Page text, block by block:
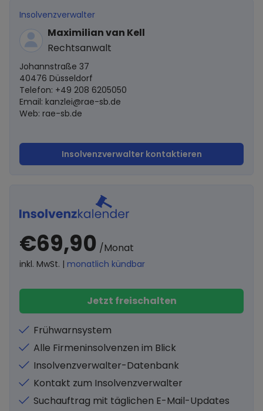
Insolvenzverwalter
Maximilian van Kell
Rechtsanwalt
Johannstraße 37
40476 Düsseldorf
Telefon: +49 208 6205050
Email: kanzlei@rae-sb.de
Web: rae-sb.de
Insolvenzverwalter kontaktieren
€69,90 /Monat
inkl. MwSt. | monatlich kündbar
Jetzt freischalten
Frühwarnsystem
Alle Firmeninsolvenzen im Blick
Insolvenzverwalter-Datenbank
Kontakt zum Insolvenzverwalter
Suchauftrag mit täglichen E-Mail-Updates